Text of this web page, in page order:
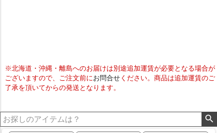
※北海道・沖縄・離島へのお届けは別途追加運賃が必要となる場合が
ございますので、ご注文前にお問合せください。商品は追加運賃のご
了承を頂いてからの発送となります。